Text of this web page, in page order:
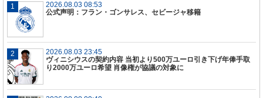
2026.08.03 08:53
公式声明：フラン・ゴンサレス、セビージャ移籍
2026.08.03 23:45
ヴィニシウスの契約内容 当初より500万ユーロ引き下げ年俸手取
り2000万ユーロ希望 肖像権が協議の対象に